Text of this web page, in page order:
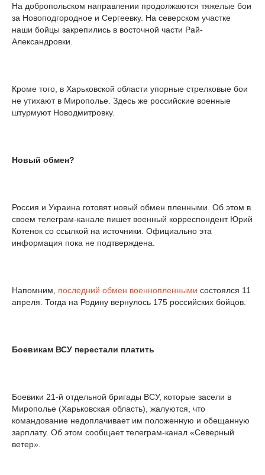
На добропольском направлении продолжаются тяжелые бои
за Новоподгородное и Сергеевку. На северском участке
наши бойцы закрепились в восточной части Рай-
Александровки.
Кроме того, в Харьковской области упорные стрелковые бои
не утихают в Мирополье. Здесь же российские военные
штурмуют Новодмитровку.
Новый обмен?
Россия и Украина готовят новый обмен пленными. Об этом в
своем телеграм-канале пишет военный корреспондент Юрий
Котенок со ссылкой на источники. Официально эта
информация пока не подтверждена.
Напомним, последний обмен военнопленными состоялся 11
апреля. Тогда на Родину вернулось 175 российских бойцов.
Боевикам ВСУ перестали платить
Боевики 21-й отдельной бригады ВСУ, которые засели в
Мирополье (Харьковская область), жалуются, что
командование недоплачивает им положенную и обещанную
зарплату. Об этом сообщает телеграм-канал «Северный
ветер».